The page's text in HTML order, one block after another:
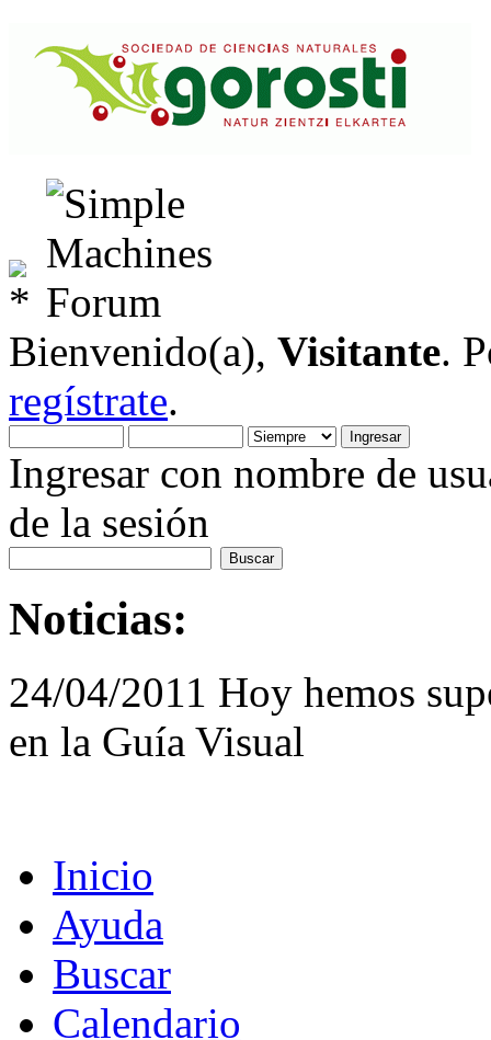
Bienvenido(a), Visitante.
regístrate.
Ingresar con nombre de
de la sesión
Noticias:
24/04/2011 Hoy hemos
en la Guía Visual
Inicio
Ayuda
Buscar
Calendario